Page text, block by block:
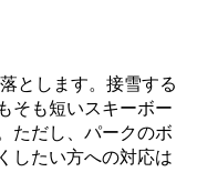
とします。接雪する
そも短いスキーボー
ただし、パークのボ
したい方への対応は